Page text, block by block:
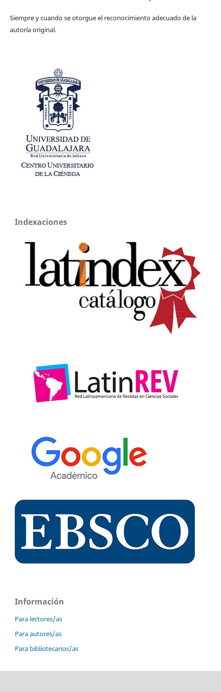
Siempre y cuando se otorgue el reconocimiento adecuado de la
autoría original.
Indexaciones
Información
Para lectores/as
Para autores/as
Para bibliotecarios/as